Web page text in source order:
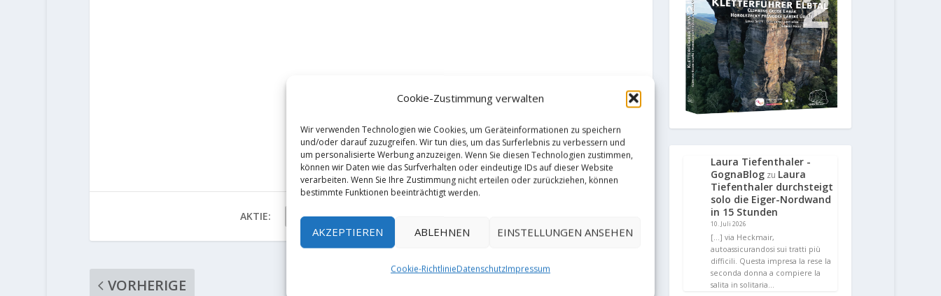
Cookie-Zustimmung verwalten
Wir verwenden Technologien wie Cookies, um Geräteinformationen zu speichern
und/oder darauf zuzugreifen. Wir tun dies, um das Surferlebnis zu verbessern und
um personalisierte Werbung anzuzeigen. Wenn Sie diesen Technologien zustimmen,
können wir Daten wie das Surfverhalten oder eindeutige IDs auf dieser Website
verarbeiten. Wenn Sie Ihre Zustimmung nicht erteilen oder zurückziehen, können
bestimmte Funktionen beeinträchtigt werden.
AKZEPTIEREN ABLEHNEN EINSTELLUNGEN ANSEHEN
Cookie-RichtlinieDatenschutzImpressum
AKTIE: RATE:
VORHERIGE
Laura Tiefenthaler -
GognaBlog zu Laura
Tiefenthaler durchsteigt
solo die Eiger-Nordwand
in 15 Stunden
10. Juli 2026
[…] via Heckmair,
autoassicurandosi sui tratti più
difficili. Questa impresa la rese la
seconda donna a compiere la
salita in solitaria…